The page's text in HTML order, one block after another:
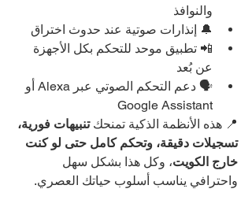
والنوافذ
🔔 إنذارات صوتية عند حدوث اختراق
📲 تطبيق موحد للتحكم بكل الأجهزة
عن بُعد
🗣️ دعم التحكم الصوتي عبر Alexa أو
Google Assistant
📍 هذه الأنظمة الذكية تمنحك تنبيهات فورية،
تسجيلات دقيقة، وتحكم كامل حتى لو كنت
خارج الكويت، وكل هذا بشكل سهل
واحترافي يناسب أسلوب حياتك العصري.